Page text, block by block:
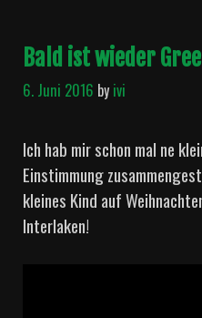
Bald ist wieder
6. Juni 2016 byivi
Ich hab mir schon mal ne
Einstimmung
kleines Kind auf
Interlaken!